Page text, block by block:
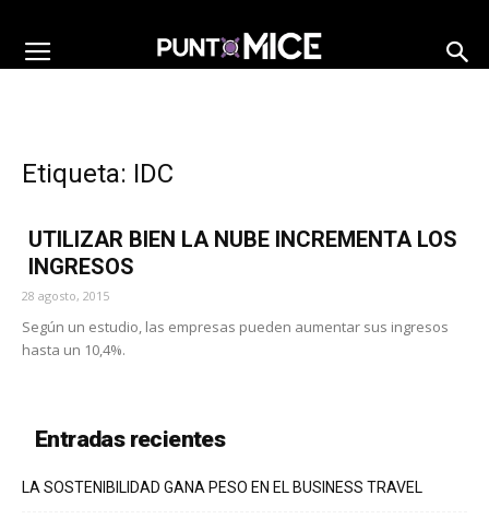
Etiqueta: IDC
UTILIZAR BIEN LA NUBE INCREMENTA LOS
INGRESOS
28 agosto, 2015
Según un estudio, las empresas pueden aumentar sus ingresos
hasta un 10,4%.
Entradas recientes
LA SOSTENIBILIDAD GANA PESO EN EL BUSINESS TRAVEL